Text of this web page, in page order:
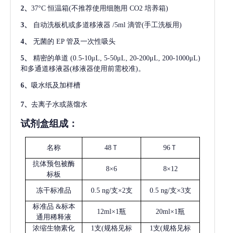
2、 37°C 恒温箱(不推荐使用细胞用 CO2 培养箱)
3、 自动洗板机或多道移液器 /5ml 滴管(手工洗板用)
4、 无菌的 EP 管及一次性吸头
5、 精密的单道 (0.5-10μL, 5-50μL, 20-200μL, 200-1000μL)
和多通道移液器(移液器使用前需校准)。
6、 吸水纸及加样槽
7、 去离子水或蒸馏水
试剂盒组成：
名称 48Ｔ 96Ｔ
抗体预包被酶
标板
8×6 8×12
冻干标准品 0.5 ng/支×2支 0.5 ng/支×3支
标准品 &标本
通用稀释液
12ml×1瓶 20ml×1瓶
浓缩生物素化
1支(规格见标
1支(规格见标